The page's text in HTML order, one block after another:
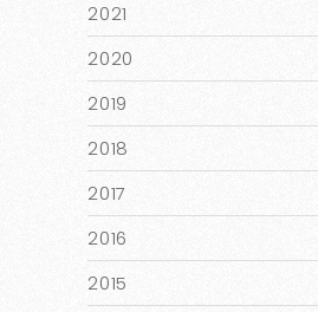
2021
2020
2019
2018
2017
2016
2015